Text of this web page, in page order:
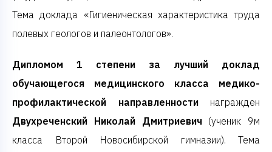
Тема доклада «Гигиеническая характеристика труда
полевых геологов и палеонтологов».
Дипломом 1 степени за лучший доклад
обучающегося медицинского класса медико-
профилактической направленности награжден
Двухреченский Николай Дмитриевич (ученик 9м
класса Второй Новосибирской гимназии). Тема